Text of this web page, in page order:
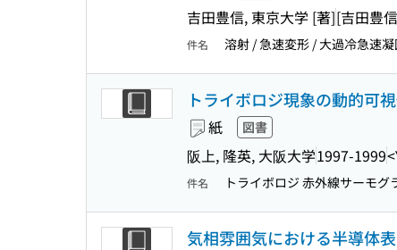
吉田豊信, 東京大学 [著][吉田豊
件名 溶射 / 急速変形 / 大過冷急速
トライボロジ現象の動的可
紙 図書
阪上, 隆英, 大阪大学1997-1999
件名 トライボロジ 赤外線サーモ
気相雰囲気における半導体